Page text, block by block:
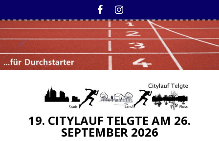
19. CITYLAUF TELGTE AM 26.
SEPTEMBER 2026